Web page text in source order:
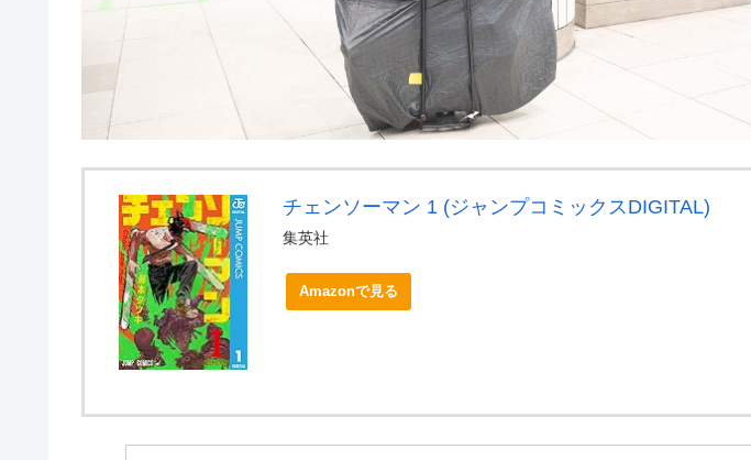
チェンソーマン 1 (ジャンプコミックスDIGITAL)
集英社
Amazonで見る